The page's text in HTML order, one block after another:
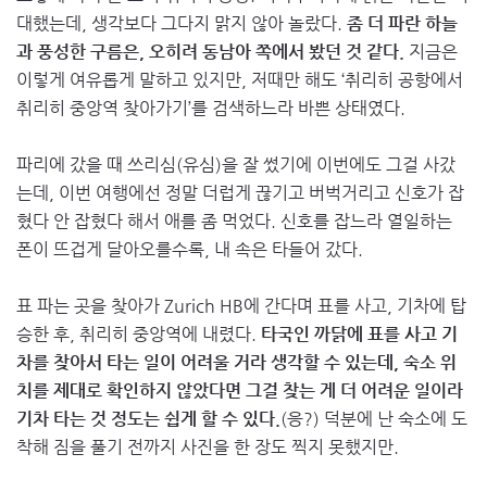
대했는데, 생각보다 그다지 맑지 않아 놀랐다. 좀 더 파란 하늘
과 풍성한 구름은, 오히려 동남아 쪽에서 봤던 것 같다. 지금은
이렇게 여유롭게 말하고 있지만, 저때만 해도 ‘취리히 공항에서
취리히 중앙역 찾아가기’를 검색하느라 바쁜 상태였다.
파리에 갔을 때 쓰리심(유심)을 잘 썼기에 이번에도 그걸 사갔
는데, 이번 여행에선 정말 더럽게 끊기고 버벅거리고 신호가 잡
혔다 안 잡혔다 해서 애를 좀 먹었다. 신호를 잡느라 열일하는
폰이 뜨겁게 달아오를수록, 내 속은 타들어 갔다.
표 파는 곳을 찾아가 Zurich HB에 간다며 표를 사고, 기차에 탑
승한 후, 취리히 중앙역에 내렸다. 타국인 까닭에 표를 사고 기
차를 찾아서 타는 일이 어려울 거라 생각할 수 있는데, 숙소 위
치를 제대로 확인하지 않았다면 그걸 찾는 게 더 어려운 일이라
기차 타는 것 정도는 쉽게 할 수 있다. (응?) 덕분에 난 숙소에 도
착해 짐을 풀기 전까지 사진을 한 장도 찍지 못했지만.